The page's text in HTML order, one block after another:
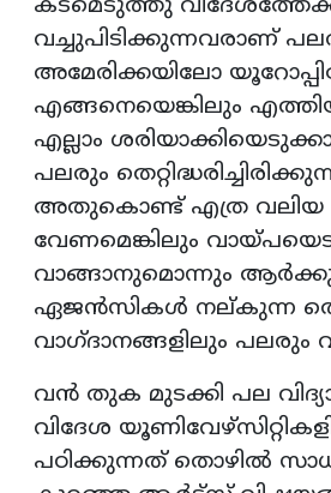
കടമെടുത്തു
വച്ചുപിടിക്കുന്നവരാണ്
അമേരിക്കയിലോ
എങ്ങനെയെങ്കിലും
എല്ലാം
പലരും
അതുകൊണ്ട് എത്ര
വേണമെങ്കിലും
വാങ്ങാനുമൊന്നും ആർക്കും
ഏജൻസികൾ നല്കുന്ന
വാഗ്ദാനങ്ങളിലും
വൻ തുക മുടക്കി പല
വിദേശ
പഠിക്കുന്നത് തൊഴിൽ